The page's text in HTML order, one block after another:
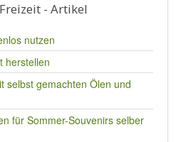
- Artikel
nutzen
herstellen
selbst gemachten Ölen und
für Sommer-Souvenirs selber